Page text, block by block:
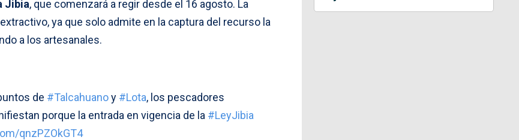
Jibia, que comenzará a regir desde el 16 agosto. La
ya que solo admite en la captura del recurso la
a los artesanales.
de #Talcahuanoy #Lota, los pescadores
porque la entrada en vigencia de la #LeyJibia
qnzPZOkGT4